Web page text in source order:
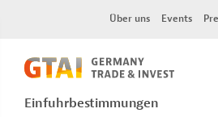
Über uns Events
Einfuhrbestimmungen